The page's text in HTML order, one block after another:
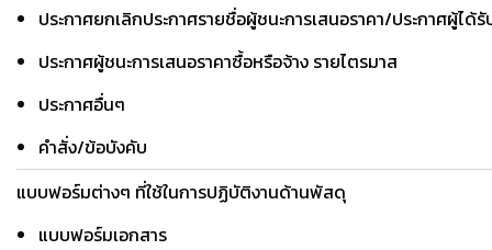
ประกาศยกเลิกประกาศรายชื่อผู้ชนะการเสนอราคา/ประกาศผู้ได้
ประกาศผู้ชนะการเสนอราคาซื้อหรือจ้าง รายไตรมาส
ประกาศอื่นๆ
คำสั่ง/ข้อบังคับ
แบบฟอร์มต่างๆ ที่ใช้ในการปฏิบัติงานด้านพัสดุ
แบบฟอร์มเอกสาร